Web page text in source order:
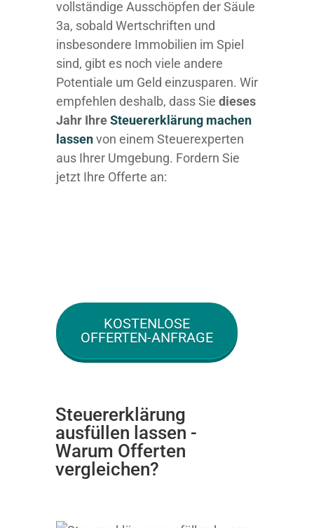
vollständige Ausschöpfen der Säule
3a, sobald Wertschriften und
insbesondere Immobilien im Spiel
sind, gibt es noch viele andere
Potentiale um Geld einzusparen. Wir
empfehlen deshalb, dass Sie dieses
Jahr IhreSteuererklärung machen
lassenvon einem Steuerexperten
aus Ihrer Umgebung. Fordern Sie
jetzt Ihre Offerte an:
KOSTENLOSE
OFFERTEN-ANFRAGE
Steuererklärung
ausfüllen lassen -
Warum Offerten
vergleichen?